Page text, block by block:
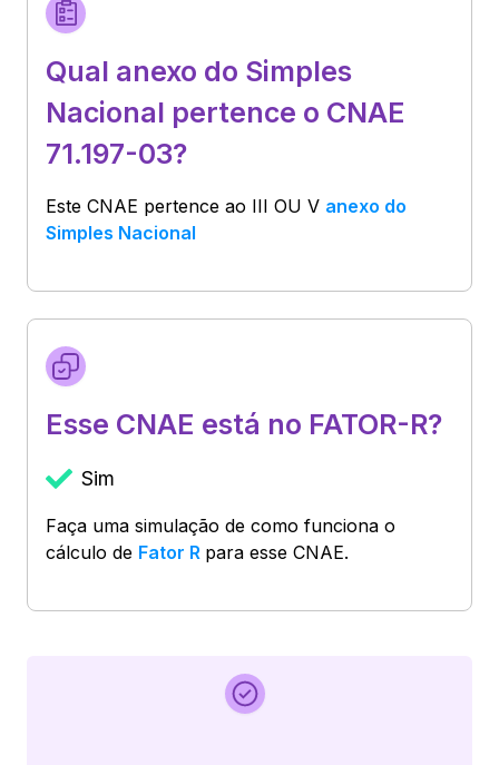
Qual anexo do Simples
Nacional pertence o CNAE
71.197-03?
Este CNAE pertence ao III OU V anexo do
Simples Nacional
Esse CNAE está no FATOR-R?
Sim
Faça uma simulação de como funciona o
cálculo de Fator R para esse CNAE.